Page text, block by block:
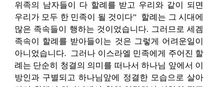
위족의 남자들이 다 할례를 받고 우리와 같이 되면
우리가 모두 한 민족이 될 것이다” 할례는 그 시대에
많은 족속들이 행하는 것이었습니다. 그러므로 세겜
족속이 할례를 받아들이는 것은 그렇게 어려운일이
아니었습니다. 그러나 이스라엘 민족에게 주어진 할
례는 단순히 청결의 의미를 떠나서 하나님 앞에서 이
방인과 구별되고 하나님앞에 정결한 모습으로 살아